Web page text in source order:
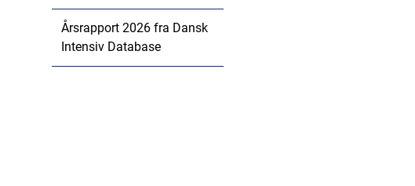
Årsrapport 2026 fra Dansk
Intensiv Database